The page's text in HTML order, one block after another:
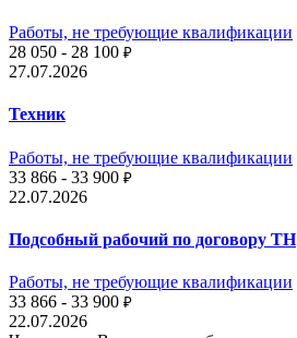
Работы, не требующие квалификации
28 050 - 28 100 ₽
27.07.2026
Техник
Работы, не требующие квалификации
33 866 - 33 900 ₽
22.07.2026
Подсобный рабочий по договору ТН
Работы, не требующие квалификации
33 866 - 33 900 ₽
22.07.2026